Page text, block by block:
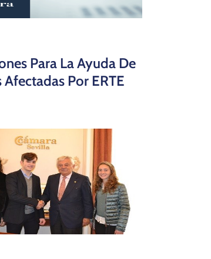
Para La Ayuda De
Afectadas Por ERTE